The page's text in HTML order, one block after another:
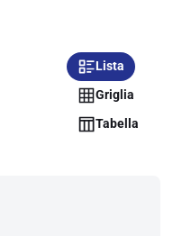
Lista
Griglia
Tabella